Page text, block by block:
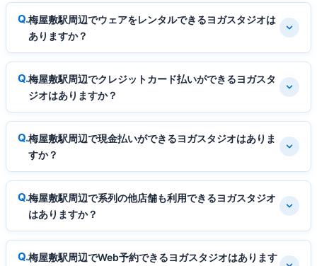
梅屋敷駅周辺でウェアをレンタルできるヨガスタジオは
ありますか？
梅屋敷駅周辺でクレジットカード払いができるヨガスタ
ジオはありますか？
梅屋敷駅周辺で現金払いができるヨガスタジオはありま
すか？
梅屋敷駅周辺で系列の他店舗も利用できるヨガスタジオ
はありますか？
梅屋敷駅周辺でWeb予約できるヨガスタジオはあります